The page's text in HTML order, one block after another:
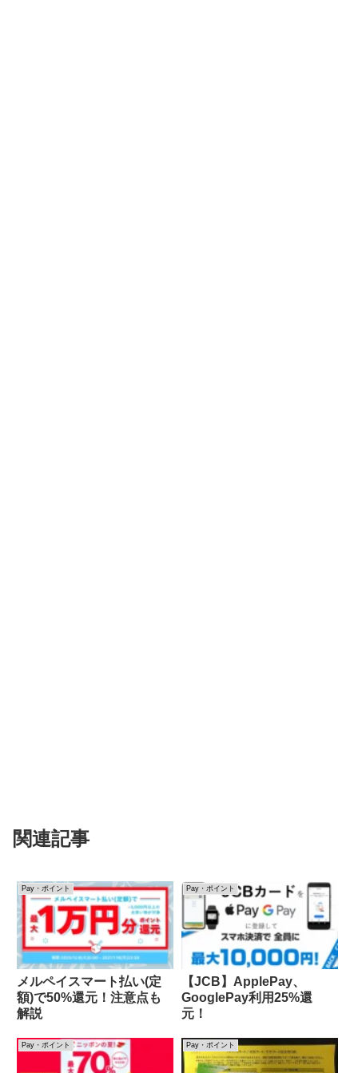
関連記事
Pay・ポイント
メルペイスマート払い(定
額)で50%還元！注意点も
解説
Pay・ポイント
【JCB】ApplePay、
GooglePay利用25%還
元！
Pay・ポイント Pay・ポイント